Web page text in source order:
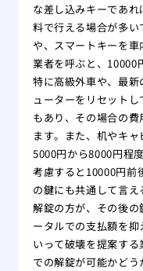
な差し込みキーであ
料で行える場合が多
や、スマートキーを
業者を呼ぶと、10000
特に高級外車や、最
ューターをリセット
もあり、その場合の
ます。また、机やキャ
5000円から8000円程
考慮すると10000円前
の鍵にも共通して言
解錠の方が、その後
ータルでの支払額を
いって破壊を提案す
での解錠が可能かど